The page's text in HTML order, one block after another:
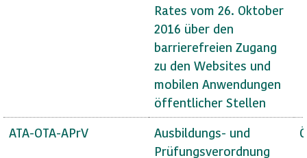
Rates vom 26. Oktober
2016 über den
barrierefreien Zugang
zu den Websites und
mobilen Anwendungen
öffentlicher Stellen
ATA-OTA-APrV
Ausbildungs- und
Prüfungsverordnung